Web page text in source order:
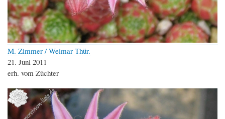
M. Zimmer / Weimar Thür.
21. Juni 2011
erh. vom Züchter